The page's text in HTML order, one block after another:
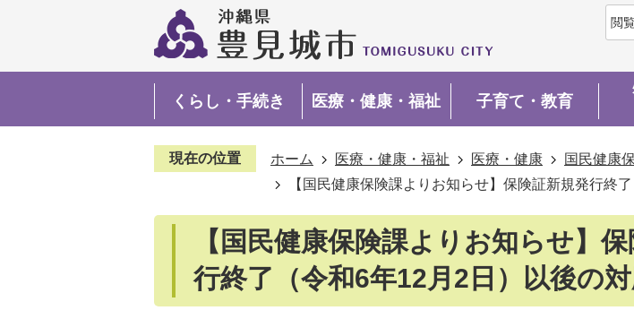
閲
くらし・手続き 医療・健康・福祉 子育て・教育
現在の位置 ホーム 医療・健康・福祉 医療・健康
国民健康
【国民健康保険課よりお知らせ】保険証新規発行終
【国民健康保険課よりお知らせ】
行終了（令和6年12月2日）以後の